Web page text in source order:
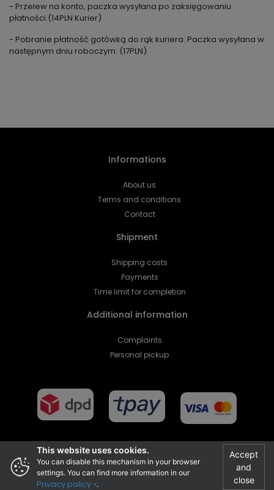
- Przelew na konto, paczka wysyłana po zaksięgowaniu
płatności.(14PLN Kurier)
- Pobranie płatność gotówką do rąk kuriera. Paczka wysyłana w
następnym dniu roboczym. (17PLN)
Informations
About us
Terms and conditions
Contact
Shipment
Shipping costs
Payments
Time limit for completion
Additional information
Complaints
Personal pickup
Projekt i realizacja
This website uses cookies.
You can disable this mechanism in your browser
settings. You can find more information in our
Privacy policy ».
Accept
and
close